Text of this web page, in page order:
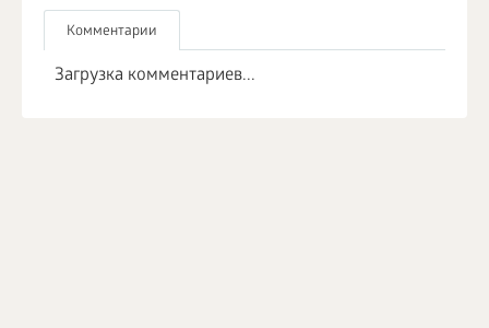
Комментарии
Загрузка комментариев...